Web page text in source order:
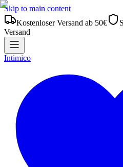
Skip to main content
Kostenloser Versand ab 50€
Versand
Intimico